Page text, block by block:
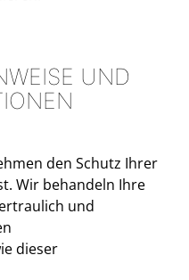
UND
den Schutz Ihrer
Wir behandeln Ihre
und
dieser